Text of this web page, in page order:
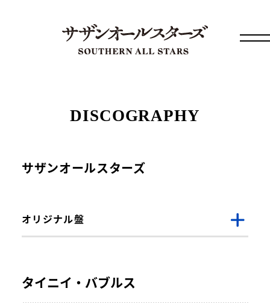
DISCOGRAPHY
サザンオールスターズ
オリジナル盤
タイニイ・バブルス